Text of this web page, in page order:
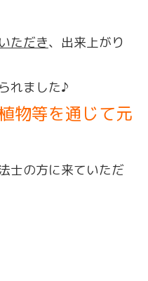
ただき、出来上がり
れました♪
物等を通じて元
士の方に来ていただ